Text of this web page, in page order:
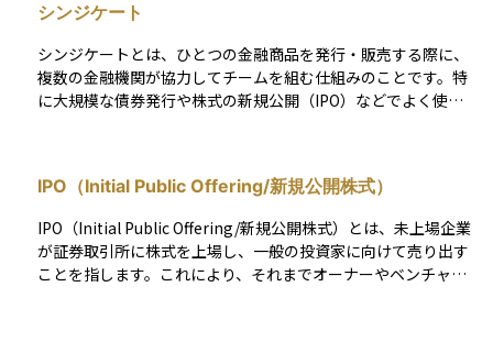
urities」といった表現が用いられます。 引受の方式にはいくつ
かの形態があり、発行体と証券会社のリスク分担が異なりま
す。証券会社が発行額を全額買い取る「買取引受（Firm Com
mitment Underwriting）」では、売れ残りリスクは証券会社
が負います。投資家に販売して売れ残った分だけを引き受ける
ストエフォート（Best Efforts Underwriting）」では、発行体
がリスクを負うことになります。 引受（アンダーライティン
グ）は、発行体にとっては資金調達を安定させる手段であり、
証券会社にとっては収益源となる仕組みです。契約方式によっ
てリスクとコストの分担が変わる点が特徴であり、資本市場の
シンジケート
シンジケートとは、ひとつの金融商品を発行・販売する際に、
複数の金融機関が協力してチームを組む仕組みのことです。特
に大規模な債券発行や株式の新規公開（IPO）などでよく使わ
のグループが「シンジケート」と呼ばれます。 シンジケートに
参加することで、各金融機関はリスクを分散しながらも広く販
売網を活用でき、発行体側にとっても資金調達がスムーズにな
ります。投資家にとっては、こうした仕組みを通じて幅広い商
品へのアクセスが可能となる点がメリットです。
IPO（Initial Public Offering/新規公開株式）
IPO（Initial Public Offering/新規公開株式）とは、未上場企業
が証券取引所に株式を上場し、一般の投資家に向けて売り出す
ことを指します。これにより、それまでオーナーやベンチャー